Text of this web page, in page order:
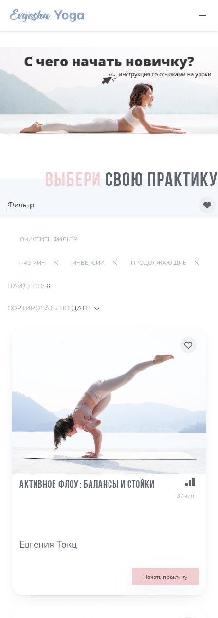
ВЫБЕРИ СВОЮ ПРАКТИКУ
Фильтр
ОЧИСТИТЬ ФИЛЬТР
~40 МИН ИНВЕРСИИ ПРОДОЛЖАЮЩИЕ
НАЙДЕНО: 6
СОРТИРОВАТЬ ПО ДАТЕ
Активное Флоу: балансы и стойки
37мин
Евгения Токц
Начать практику